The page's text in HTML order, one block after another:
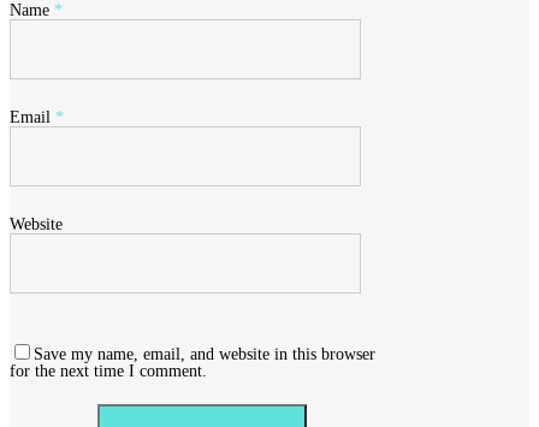
Name *
Email *
Website
Save my name, email, and website in this browser
for the next time I comment.